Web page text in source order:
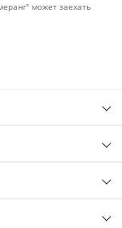
может заехать